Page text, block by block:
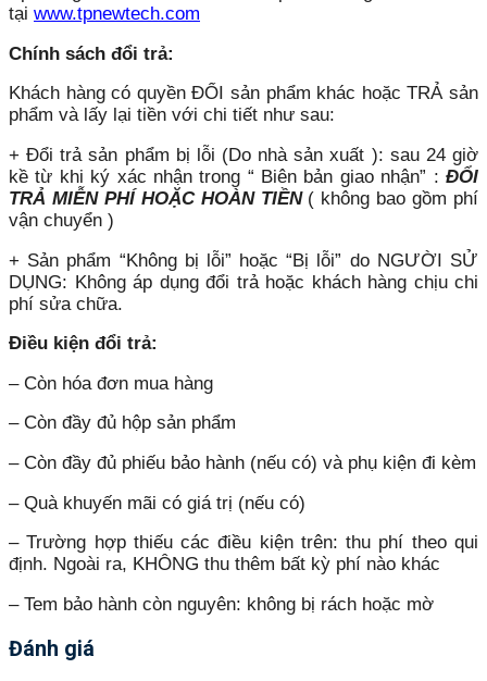
tại www.tpnewtech.com
Chính sách đổi trả:
Khách hàng có quyền ĐỔI sản phẩm khác hoặc TRẢ sản
phẩm và lấy lại tiền với chi tiết như sau:
+ Đổi trả sản phẩm bị lỗi (Do nhà sản xuất ): sau 24 giờ
kề từ khi ký xác nhận trong “ Biên bản giao nhận” : ĐỔI
TRẢ MIỄN PHÍ HOẶC HOÀN TIỀN( không bao gồm phí
vận chuyển )
+ Sản phẩm “Không bị lỗi” hoặc “Bị lỗi” do NGƯỜI SỬ
DỤNG: Không áp dụng đổi trả hoặc khách hàng chịu chi
phí sửa chữa.
Điều kiện đổi trả:
– Còn hóa đơn mua hàng
– Còn đầy đủ hộp sản phẩm
– Còn đầy đủ phiếu bảo hành (nếu có) và phụ kiện đi kèm
– Quà khuyến mãi có giá trị (nếu có)
– Trường hợp thiếu các điều kiện trên: thu phí theo qui
định. Ngoài ra, KHÔNG thu thêm bất kỳ phí nào khác
– Tem bảo hành còn nguyên: không bị rách hoặc mờ
Đánh giá